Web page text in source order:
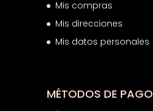
Mis compras
Mis direcciones
Mis datos personales
MÉTODOS DE